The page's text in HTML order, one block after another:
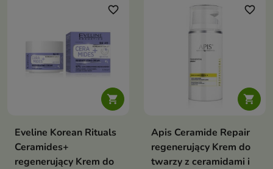

favorite_border
Eveline Korean Rituals
Ceramides+
regenerujący Krem do

favorite_border
Apis Ceramide Repair
regenerujący Krem do
twarzy z ceramidami i